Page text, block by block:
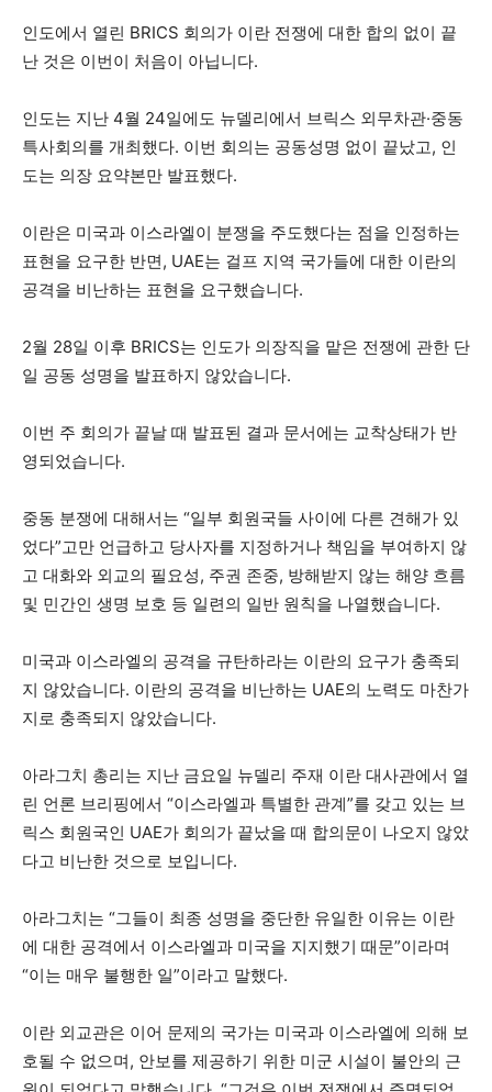
인도에서 열린 BRICS 회의가 이란 전쟁에 대한 합의 없이 끝
난 것은 이번이 처음이 아닙니다.
인도는 지난 4월 24일에도 뉴델리에서 브릭스 외무차관·중동
특사회의를 개최했다. 이번 회의는 공동성명 없이 끝났고, 인
도는 의장 요약본만 발표했다.
이란은 미국과 이스라엘이 분쟁을 주도했다는 점을 인정하는
표현을 요구한 반면, UAE는 걸프 지역 국가들에 대한 이란의
공격을 비난하는 표현을 요구했습니다.
2월 28일 이후 BRICS는 인도가 의장직을 맡은 전쟁에 관한 단
일 공동 성명을 발표하지 않았습니다.
이번 주 회의가 끝날 때 발표된 결과 문서에는 교착상태가 반
영되었습니다.
중동 분쟁에 대해서는 “일부 회원국들 사이에 다른 견해가 있
었다”고만 언급하고 당사자를 지정하거나 책임을 부여하지 않
고 대화와 외교의 필요성, 주권 존중, 방해받지 않는 해양 흐름
및 민간인 생명 보호 등 일련의 일반 원칙을 나열했습니다.
미국과 이스라엘의 공격을 규탄하라는 이란의 요구가 충족되
지 않았습니다. 이란의 공격을 비난하는 UAE의 노력도 마찬가
지로 충족되지 않았습니다.
아라그치 총리는 지난 금요일 뉴델리 주재 이란 대사관에서 열
린 언론 브리핑에서 “이스라엘과 특별한 관계”를 갖고 있는 브
릭스 회원국인 UAE가 회의가 끝났을 때 합의문이 나오지 않았
다고 비난한 것으로 보입니다.
아라그치는 “그들이 최종 성명을 중단한 유일한 이유는 이란
에 대한 공격에서 이스라엘과 미국을 지지했기 때문”이라며
“이는 매우 불행한 일”이라고 말했다.
이란 외교관은 이어 문제의 국가는 미국과 이스라엘에 의해 보
호될 수 없으며, 안보를 제공하기 위한 미군 시설이 불안의 근